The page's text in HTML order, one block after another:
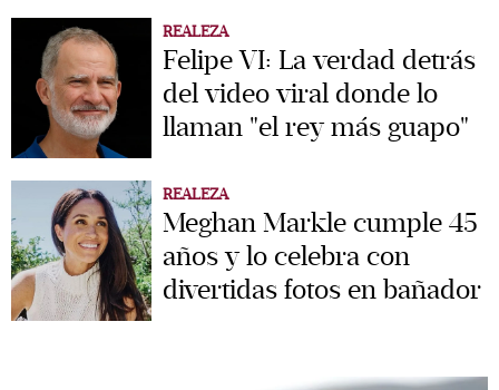
REALEZA
Felipe VI: La verdad detrás
del video viral donde lo
llaman "el rey más guapo"
REALEZA
Meghan Markle cumple 45
años y lo celebra con
divertidas fotos en bañador